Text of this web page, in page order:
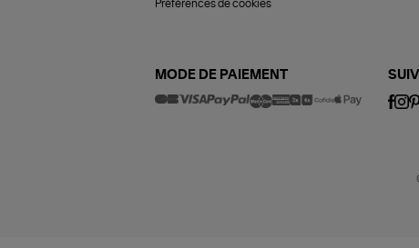
Préférences de cookies
MODE DE PAIEMENT